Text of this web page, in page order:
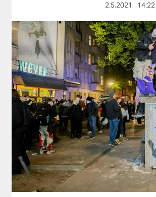
wahrheit
verlag
verlag
veranstaltungen
shop
fragen & hilfe
unterstützen
abo
genossenschaft
2.5.2021